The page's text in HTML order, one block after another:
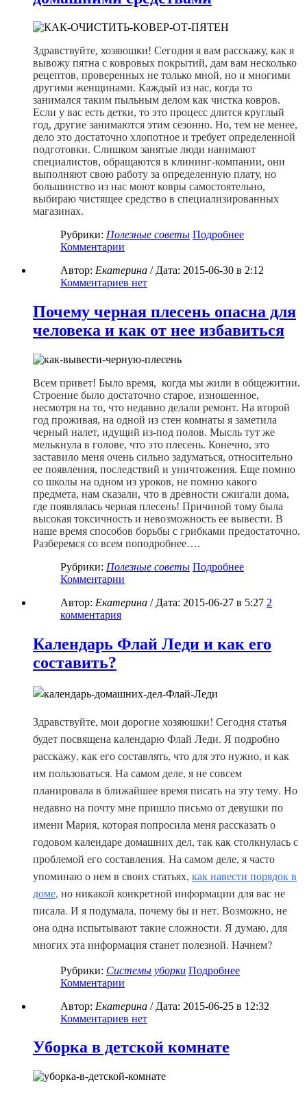
Здравствуйте, хозяюшки! Сегодня я вам расскажу, как я
вывожу пятна с ковровых покрытий, дам вам несколько
рецептов, проверенных не только мной, но и многими
другими женщинами. Каждый из нас, когда то
занимался таким пыльным делом как чистка ковров.
Если у вас есть детки, то это процесс длится круглый
год, другие занимаются этим сезонно. Но, тем не менее,
дело это достаточно хлопотное и требует определенной
подготовки. Слишком занятые люди нанимают
специалистов, обращаются в клининг-компании, они
выполняют свою работу за определенную плату, но
большинство из нас моют ковры самостоятельно,
выбираю чистящее средство в специализированных
магазинах.
Рубрики: Полезные советы Подробнее
Комментарии
Автор: Екатерина / Дата: 2015-06-30 в 2:12
Комментариев нет
Почему черная плесень опасна для
человека и как от нее избавиться
Всем привет! Было время, когда мы жили в общежитии.
Строение было достаточно старое, изношенное,
несмотря на то, что недавно делали ремонт. На второй
год проживая, на одной из стен комнаты я заметила
черный налет, идущий из-под полов. Мысль тут же
мелькнула в голове, что это плесень. Конечно, это
заставило меня очень сильно задуматься, относительно
ее появления, последствий и уничтожения. Еще помню
со школы на одном из уроков, не помню какого
предмета, нам сказали, что в древности сжигали дома,
где появлялась черная плесень! Причиной тому была
высокая токсичность и невозможность ее вывести. В
наше время способов борьбы с грибками предостаточно.
Разберемся со всем поподробнее….
Рубрики: Полезные советы Подробнее
Комментарии
Автор: Екатерина / Дата: 2015-06-27 в 5:27 2
комментария
Календарь Флай Леди и как его
составить?
Здравствуйте, мои дорогие хозяюшки! Сегодня статья
будет посвящена календарю Флай Леди. Я подробно
расскажу, как его составлять, что для это нужно, и как
им пользоваться. На самом деле, я не совсем
планировала в ближайшее время писать на эту тему. Но
недавно на почту мне пришло письмо от девушки по
имени Мария, которая попросила меня рассказать о
годовом календаре домашних дел, так как столкнулась с
проблемой его составления. На самом деле, я часто
упоминаю о нем в своих статьях, как навести порядок в
доме, но никакой конкретной информации для вас не
писала. И я подумала, почему бы и нет. Возможно, не
она одна испытывают такие сложности. Я думаю, для
многих эта информация станет полезной. Начнем?
Рубрики: Системы уборки Подробнее
Комментарии
Автор: Екатерина / Дата: 2015-06-25 в 12:32
Комментариев нет
Уборка в детской комнате